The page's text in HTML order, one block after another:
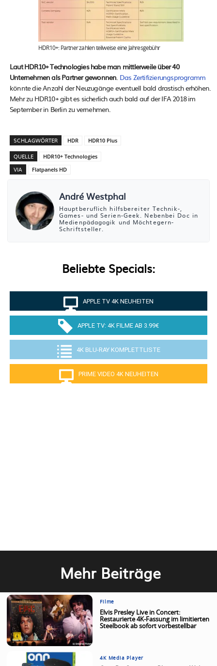
HDR10+: Partner zahlen teilweise eine Jahresgebühr
Laut HDR10+ Technologies habe man mittlerweile über 40
Unternehmen als Partner gewonnen Das Zertifizierungsprogramm
könnte die Anzahl der Neuzugänge eventuell bald drastisch erhöhen.
Mehr zu HDR10+ gibt es sicherlich auch bald auf der IFA 2018 im
September in Berlin zu vernehmen.
SCHLAGWÖRTER HDR HDR10 Plus
QUELLE HDR10+ Technologies
VIA Flatpanels HD
André Westphal
Hauptberuflich hilfsbereiter Technik-,
Games- und Serien-Geek. Nebenbei Doc in
Medienpädagogik und Möchtegern-
Schriftsteller.
Beliebte Specials:
APPLE TV 4K NEUHEITEN
APPLE TV: 4K FILME AB 3.99€
4K BLU-RAY KOMPLETTLISTE
PRIME VIDEO 4K NEUHEITEN
Mehr Beiträge
Filme
Elvis Presley Live in Concert:
Restaurierte 4K-Fassung im limitierten
Steelbook ab sofort vorbestellbar
4K Media Player